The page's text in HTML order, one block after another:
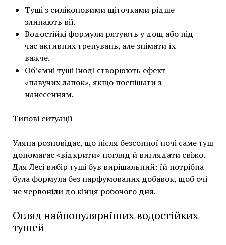
Туші з силіконовими щіточками рідше
злипають вії.
Водостійкі формули рятують у дощ або під
час активних тренувань, але знімати їх
важче.
Об’ємні туші іноді створюють ефект
«павучих лапок», якщо поспішати з
нанесенням.
Типові ситуації
Уляна розповідає, що після безсонної ночі саме туш
допомагає «відкрити» погляд й виглядати свіжо.
Для Лесі вибір туші був вирішальний: їй потрібна
була формула без парфумованих добавок, щоб очі
не червоніли до кінця робочого дня.
Огляд найпопулярніших водостійких
тушей